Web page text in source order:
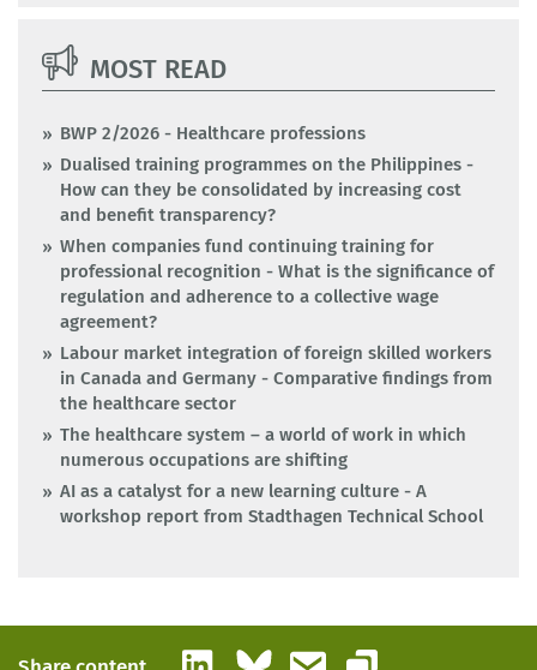
MOST READ
BWP 2/2026 - Healthcare professions
Dualised training programmes on the Philippines -
How can they be consolidated by increasing cost
and benefit transparency?
When companies fund continuing training for
professional recognition - What is the significance of
regulation and adherence to a collective wage
agreement?
Labour market integration of foreign skilled workers
in Canada and Germany - Comparative findings from
the healthcare sector
The healthcare system – a world of work in which
numerous occupations are shifting
AI as a catalyst for a new learning culture - A
workshop report from Stadthagen Technical School
LinkedInBlueskyEmail